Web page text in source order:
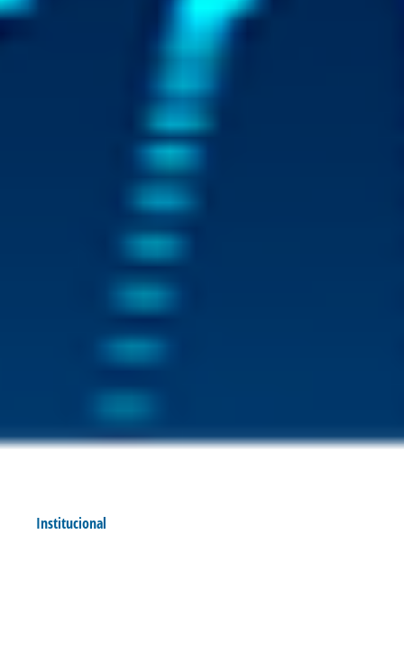
Institucional